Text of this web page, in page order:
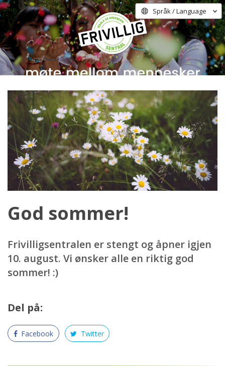
Språk / Language
God sommer!
Frivilligsentralen er stengt og åpner igjen
10. august. Vi ønsker alle en riktig god
sommer! :)
Del på:
Facebook Twitter